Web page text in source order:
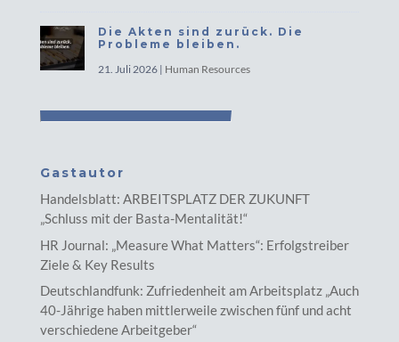
Die Akten sind zurück. Die
Probleme bleiben.
21. Juli 2026| Human Resources
Gastautor
Handelsblatt: ARBEITSPLATZ DER ZUKUNFT
„Schluss mit der Basta-Mentalität!“
HR Journal: „Measure What Matters“: Erfolgstreiber
Ziele & Key Results
Deutschlandfunk: Zufriedenheit am Arbeitsplatz „Auch
40-Jährige haben mittlerweile zwischen fünf und acht
verschiedene Arbeitgeber“